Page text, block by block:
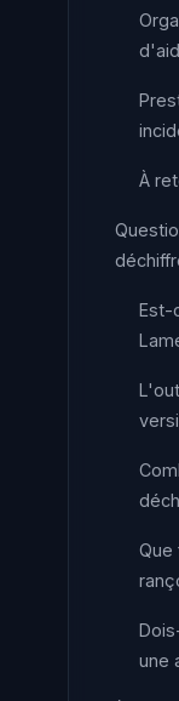
À
Est-
Que
une